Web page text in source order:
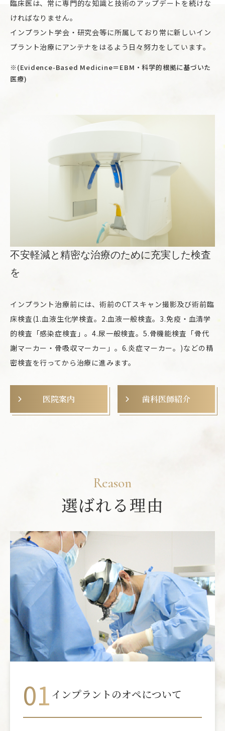
臨床医は、 常に専門的な知識と技術のアップデートを続けな
ければなりません。
インプラント学会・研究会等に所属しており 常に新しいイン
プラント治療にアンテナをはるよう日々努力をしています。
※(Evidence-Based Medicine＝EBM・科学的根拠に基づいた
医療)
不安軽減と精密な治療のために充実した検査
を
インプラント治療前には、術前のCTスキャン撮影及び術前臨
床検査(1.血液生化学検査。2.血液一般検査。3.免疫・血清学
的検査「感染症検査」。4.尿一般検査。5.骨機能検査「骨代
謝マーカー・骨吸収マーカー」。6.炎症マーカー。)などの精
密検査を行ってから治療に進みます。
医院案内 歯科医師紹介
Reason
選ばれる理由
01 インプラントのオペについて